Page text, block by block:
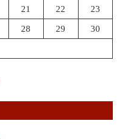
21 22 23
28 29 30